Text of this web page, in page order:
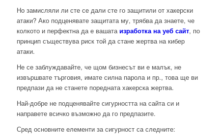
Но замисляли ли сте се дали сте го защитили от хакерски
атаки? Ако подценявате защитата му, трябва да знаете, че
колкото и перфектна да е вашатаизработка на уеб сайт, по
принцип съществува риск той да стане жертва на кибер
атаки.
Не се заблуждавайте, че щом бизнесът ви е малък, не
извършвате търговия, имате силна парола и пр., това ще ви
предпази да не станете поредната хакерска жертва.
Най-добре не подценявайте сигурността на сайта си и
направете всичко възможно да го предпазите.
Сред основните елементи за сигурност са следните: